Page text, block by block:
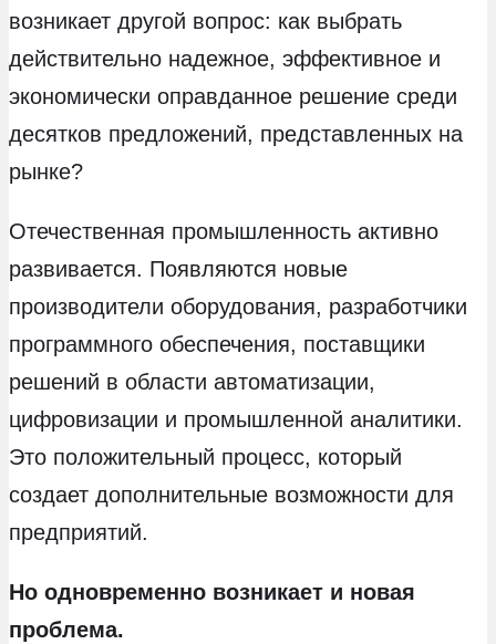
возникает другой вопрос: как выбрать
действительно надежное, эффективное и
экономически оправданное решение среди
десятков предложений, представленных на
рынке?
Отечественная промышленность активно
развивается. Появляются новые
производители оборудования, разработчики
программного обеспечения, поставщики
решений в области автоматизации,
цифровизации и промышленной аналитики.
Это положительный процесс, который
создает дополнительные возможности для
предприятий.
Но одновременно возникает и новая
проблема.